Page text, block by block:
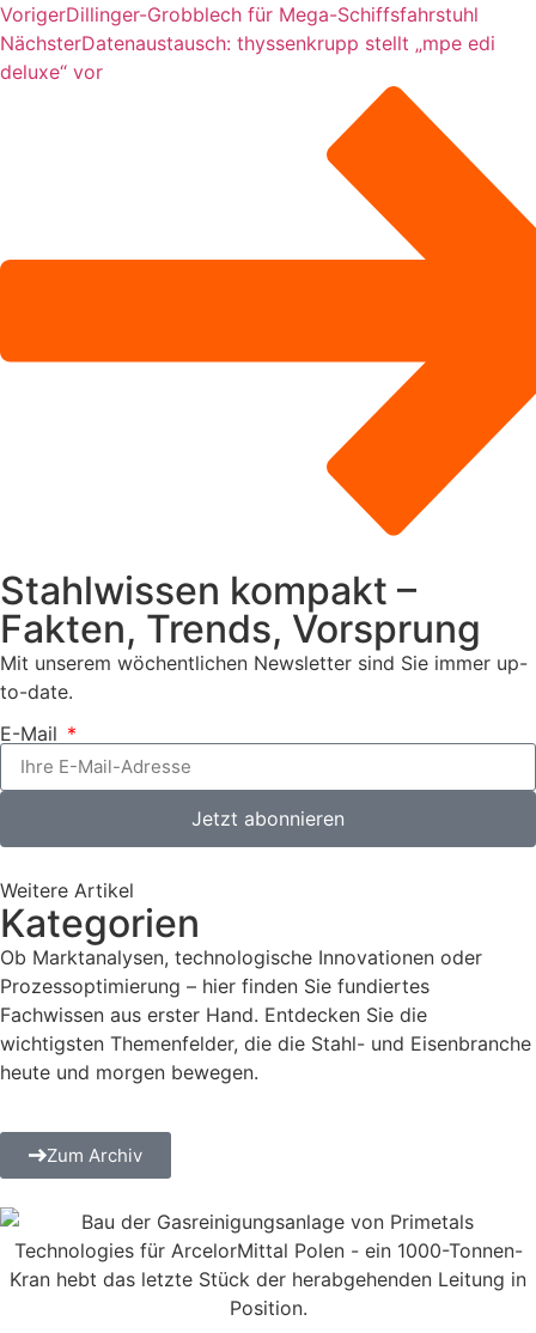
VorigerDillinger-Grobblech für Mega-Schiffsfahrstuhl
NächsterDatenaustausch: thyssenkrupp stellt „mpe edi
deluxe“ vor
Stahlwissen kompakt –
Fakten, Trends, Vorsprung
Mit unserem wöchentlichen Newsletter sind Sie immer up-
to-date.
E-Mail
Jetzt abonnieren
Weitere Artikel
Kategorien
Ob Marktanalysen, technologische Innovationen oder
Prozessoptimierung – hier finden Sie fundiertes
Fachwissen aus erster Hand. Entdecken Sie die
wichtigsten Themenfelder, die die Stahl- und Eisenbranche
heute und morgen bewegen.
Zum Archiv